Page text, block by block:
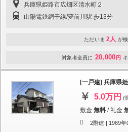
兵庫県姫路市広畑区清水町２
山陽電鉄網干線/夢前川駅 歩13分
ただいま 2人 が
対象者全員に 20,000 円
[一戸建] 兵庫県
5.0万円 (
敷金 無料 /礼金
2階建 | 1969年